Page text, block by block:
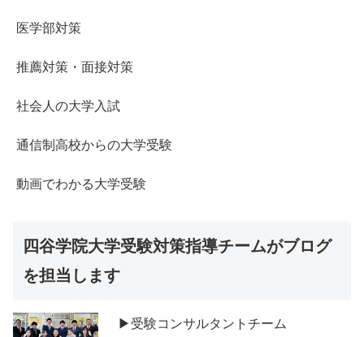
医学部対策
推薦対策・面接対策
社会人の大学入試
通信制高校からの大学受験
動画でわかる大学受験
四谷学院大学受験対策指導チームがブログ
を担当します
▶受験コンサルタントチーム